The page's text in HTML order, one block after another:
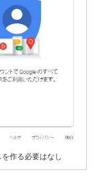
作る必要はなし